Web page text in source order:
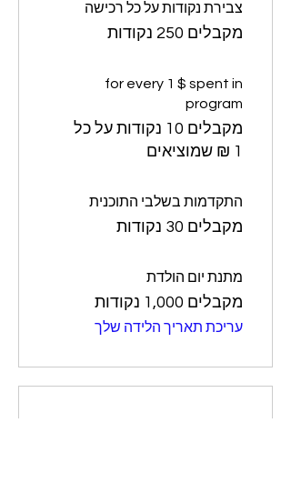
צבירת נקודות על כל רכישה
מקבלים 250 ‏נקודות
for every 1 $ spent in
program
מקבלים 10 ‏נקודות על כל
התקדמות בשלבי התוכנית
מקבלים 30 ‏נקודות
מתנת יום הולדת
מקבלים 1,000 ‏נקודות
עריכת תאריך הלידה שלך